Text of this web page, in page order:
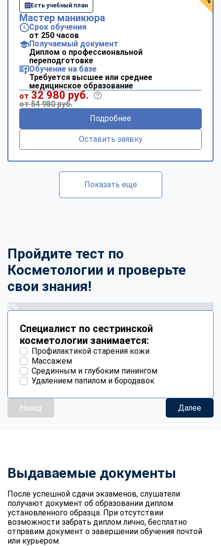
Есть учебный план
Мастер маникюра
Срок обучения
от 250 часов
Получаемый документ
Диплом о профессиональной
переподготовке
Обучение на базе
Требуется высшее или среднее
медицинское образование
от 32 980 руб.
от 54 980 руб.
Подробнее
Оставить заявку
Показать еще
Пройдите тест по
Косметологии и проверьте
свои знания!
0%
Специалист по сестринской
косметологии занимается:
Профилактикой старения кожи
Массажем
Срединным и глубоким пинингом
Удалением папилом и бородавок
Назад Далее
Выдаваемые документы
После успешной сдачи экзаменов, слушатели
получают документ об образовании диплом
установленного образца. При отсутствии
возможности забрать диплом лично, бесплатно
отправим документ о завершении обучения почтой
или курьером.